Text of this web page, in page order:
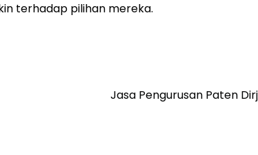
terhadap pilihan mereka.
Jasa Pengurusan Paten